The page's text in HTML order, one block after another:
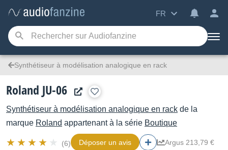
FR
Synthétiseur à modélisation analogique en rack
Roland JU-06
Synthétiseur à modélisation analogique en rack de la
marque Roland appartenant à la série Boutique
(6) Déposer un avis Argus 213,79 €